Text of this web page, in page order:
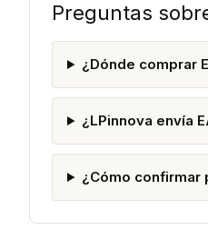
Preguntas
¿Dónde comprar
¿LPinnova envía
¿Cómo confirmar